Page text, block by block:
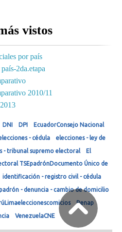
vistos
por país
2da.etapa
2010/11
DNI DPI EcuadorConsejo Nacional
- cédula elecciones - ley de
- tribunal supremo electoral
El
TSEpadrónDocumento Único de
identificación - registro civil - cédula
- denuncia - cambio de domicilio
Renap
VenezuelaCNE